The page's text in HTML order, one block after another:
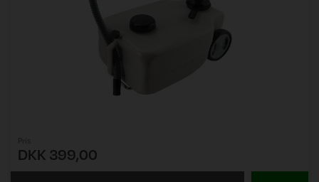
DKK 399,00